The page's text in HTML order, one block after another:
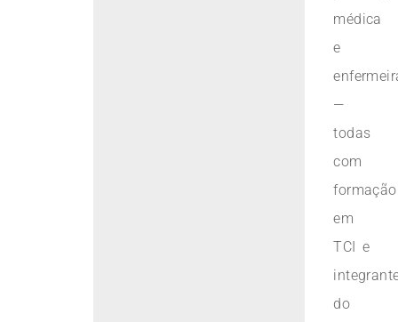
médica
e
—
todas
com
formação
em
TCI e
do